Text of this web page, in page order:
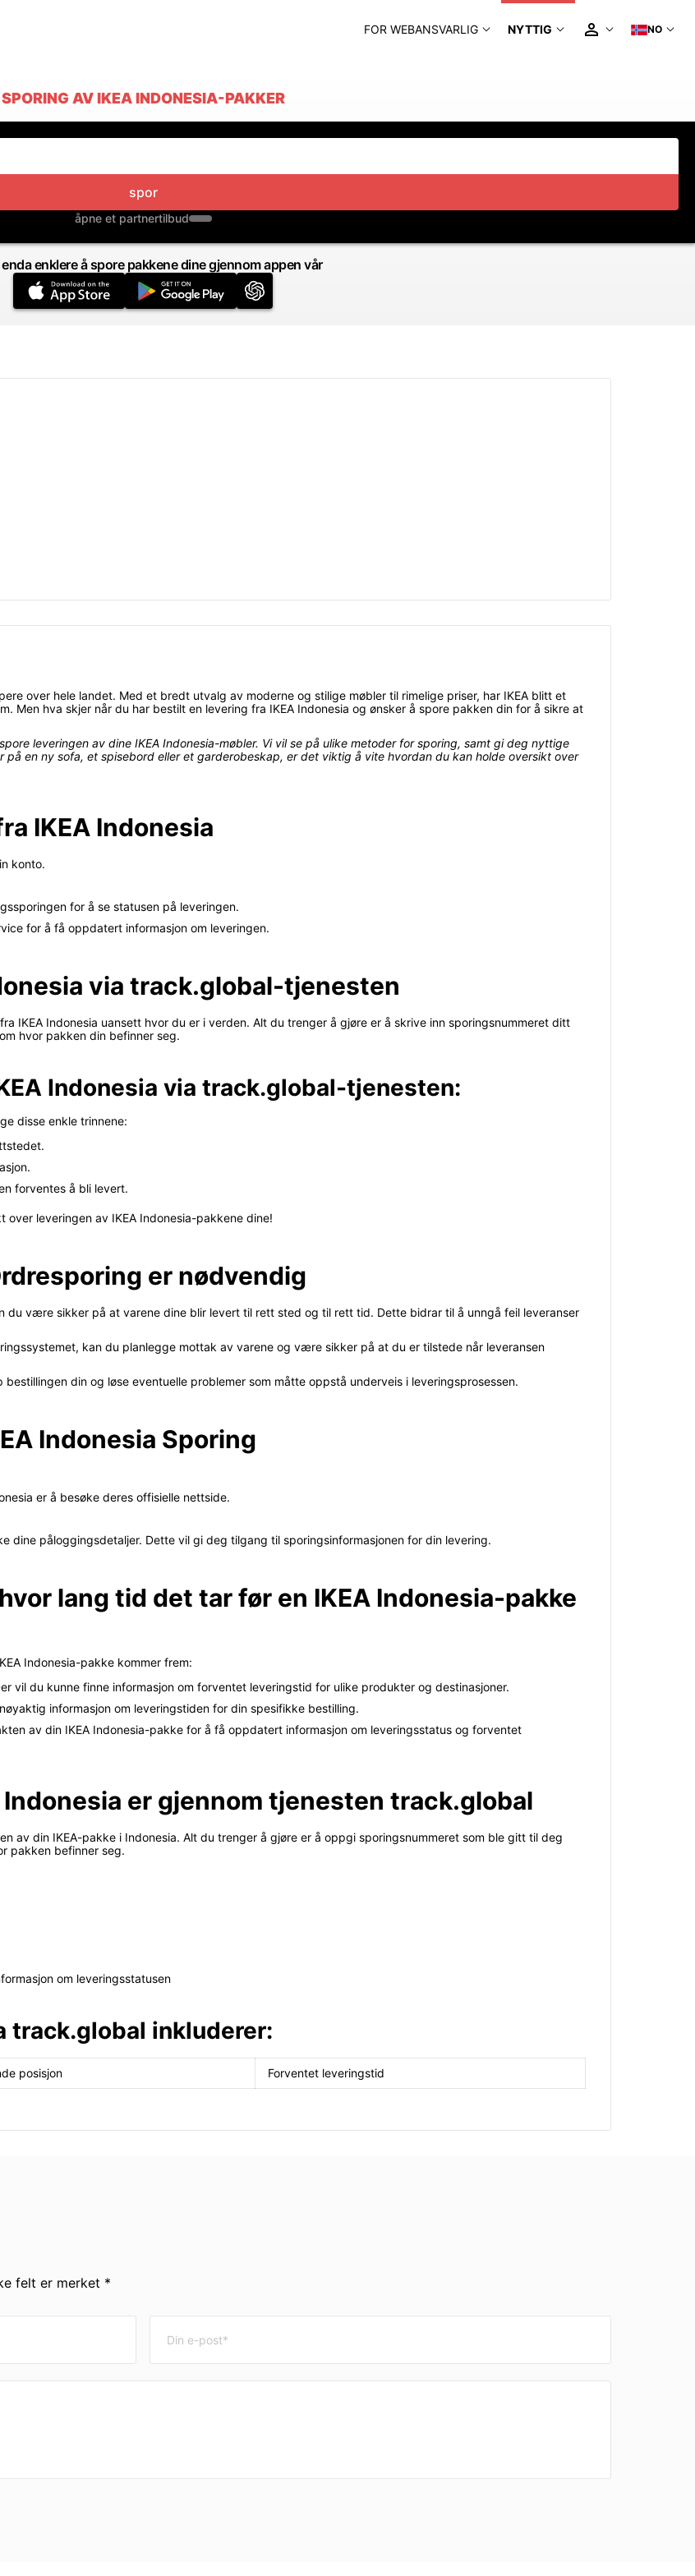
FOR WEBANSVARLIG NYTTIG NO
SPORING AV IKEA INDONESIA-PAKKER
spor
åpne et partnertilbud
enda enklere å spore pakkene dine gjennom appen vår
over hele landet. Med et bredt utvalg av moderne og stilige møbler til rimelige priser, har IKEA blitt et
Men hva skjer når du har bestilt en levering fra IKEA Indonesia og ønsker å spore pakken din for å sikre at
leveringen av dine IKEA Indonesia-møbler. Vi vil se på ulike metoder for sporing, samt gi deg nyttige
på en ny sofa, et spisebord eller et garderobeskap, er det viktig å vite hvordan du kan holde oversikt over
IKEA Indonesia
konto.
for å se statusen på leveringen.
for å få oppdatert informasjon om leveringen.
via track.global-tjenesten
IKEA Indonesia uansett hvor du er i verden. Alt du trenger å gjøre er å skrive inn sporingsnummeret ditt
hvor pakken din befinner seg.
Indonesia via track.global-tjenesten:
disse enkle trinnene:
forventes å bli levert.
leveringen av IKEA Indonesia-pakkene dine!
er nødvendig
du være sikker på at varene dine blir levert til rett sted og til rett tid. Dette bidrar til å unngå feil leveranser
kan du planlegge mottak av varene og være sikker på at du er tilstede når leveransen
din og løse eventuelle problemer som måtte oppstå underveis i leveringsprosessen.
Indonesia Sporing
er å besøke deres offisielle nettside.
dine påloggingsdetaljer. Dette vil gi deg tilgang til sporingsinformasjonen for din levering.
lang tid det tar før en IKEA Indonesia-pakke
Indonesia-pakke kommer frem:
vil du kunne finne informasjon om forventet leveringstid for ulike produkter og destinasjoner.
informasjon om leveringstiden for din spesifikke bestilling.
av din IKEA Indonesia-pakke for å få oppdatert informasjon om leveringsstatus og forventet
Indonesia er gjennom tjenesten track.global
av din IKEA-pakke i Indonesia. Alt du trenger å gjøre er å oppgi sporingsnummeret som ble gitt til deg
pakken befinner seg.
om leveringsstatusen
track.global inkluderer:
posisjon Forventet leveringstid
felt er merket *